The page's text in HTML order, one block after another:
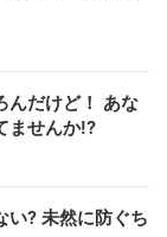
んだけど！ あな
ませんか!?
い? 未然に防ぐち